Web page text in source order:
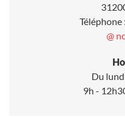
Téléphone
@
Du
9h -